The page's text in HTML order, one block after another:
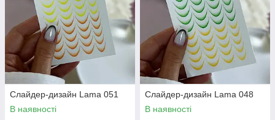
Слайдер-дизайн Lama 051
В наявності
Слайдер-дизайн Lama 048
В наявності